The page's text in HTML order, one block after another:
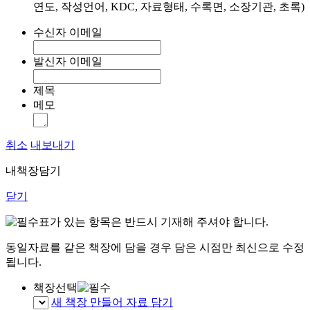
연도, 작성언어, KDC, 자료형태, 수록면, 소장기관, 초록)
수신자 이메일
발신자 이메일
제목
메모
취소 내보내기
내책장담기
닫기
표가 있는 항목은 반드시 기재해 주셔야 합니다.
동일자료를 같은 책장에 담을 경우 담은 시점만 최신으로 수정
됩니다.
책장선택
새 책장 만들어 자료 담기